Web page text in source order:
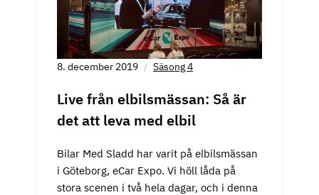
8. december 2019 Säsong 4
Live från elbilsmässan: Så är
det att leva med elbil
Bilar Med Sladd har varit på elbilsmässan
i Göteborg, eCar Expo. Vi höll låda på
stora scenen i två hela dagar, och i denna